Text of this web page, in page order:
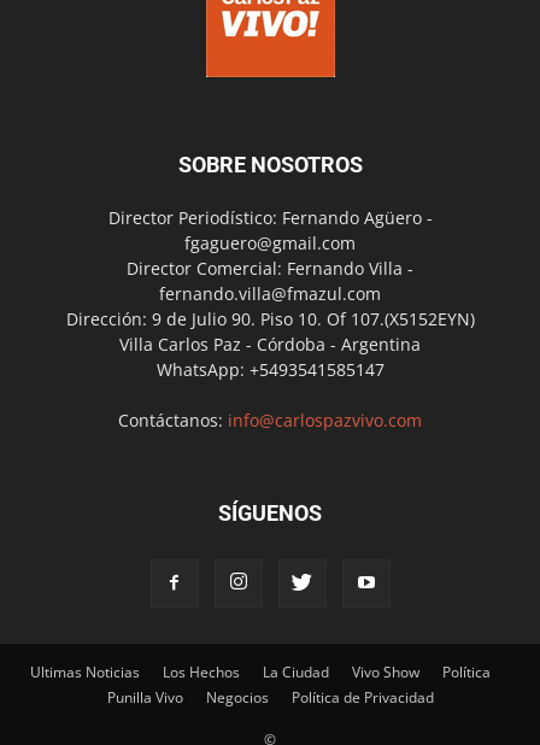
SOBRE NOSOTROS
Director Periodístico: Fernando Agüero -
fgaguero@gmail.com
Director Comercial: Fernando Villa -
fernando.villa@fmazul.com
Dirección: 9 de Julio 90. Piso 10. Of 107.(X5152EYN)
Villa Carlos Paz - Córdoba - Argentina
WhatsApp: +5493541585147
Contáctanos: info@carlospazvivo.com
SÍGUENOS
Ultimas Noticias Los Hechos La Ciudad Vivo Show
Política
Punilla Vivo
Negocios Política de Privacidad
©